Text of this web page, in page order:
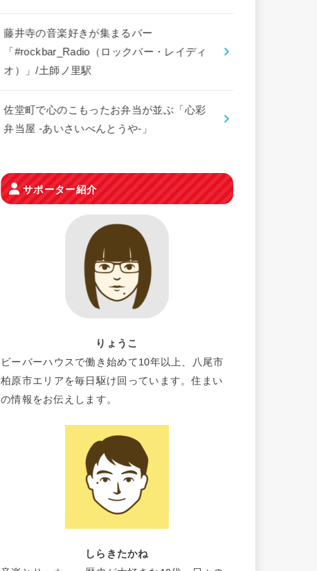
藤井寺の音楽好きが集まるバー
「#rockbar_Radio（ロックバー・レイディ
オ）」/土師ノ里駅
佐堂町で心のこもったお弁当が並ぶ「心彩
弁当屋 -あいさいべんとうや-」
サポーター紹介
りょうこ
ビーバーハウスで働き始めて10年以上、八尾市
柏原市エリアを毎日駆け回っています。住まい
の情報をお伝えします。
しらきたかね